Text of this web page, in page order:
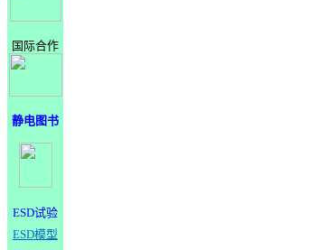
国际合作
静电图书
ESD试验
ESD模型